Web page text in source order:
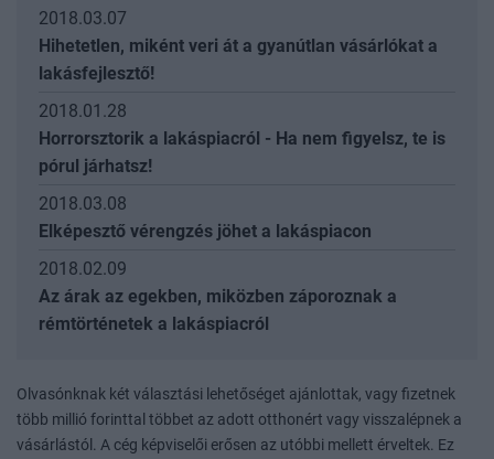
2018.03.07
Hihetetlen, miként veri át a gyanútlan vásárlókat a
lakásfejlesztő!
2018.01.28
Horrorsztorik a lakáspiacról - Ha nem figyelsz, te is
pórul járhatsz!
2018.03.08
Elképesztő vérengzés jöhet a lakáspiacon
2018.02.09
Az árak az egekben, miközben záporoznak a
rémtörténetek a lakáspiacról
Olvasónknak két választási lehetőséget ajánlottak, vagy fizetnek
több millió forinttal többet az adott otthonért vagy visszalépnek a
vásárlástól. A cég képviselői erősen az utóbbi mellett érveltek. Ez